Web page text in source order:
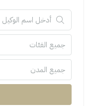
جميع الفئات
جميع المدن